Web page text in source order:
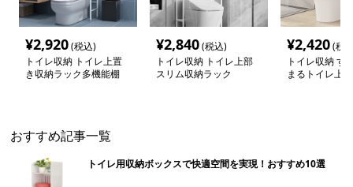
¥2,920(税込)
トイレ収納 トイレ上置
き収納ラック多機能棚
¥2,840(税込)
トイレ収納 トイレ上部
スリム収納ラック
¥2,420(税
トイレ収納 す
まるトイレ上
おすすめ記事一覧
トイレ用収納ボックスで快適空間を実現！おすすめ10選